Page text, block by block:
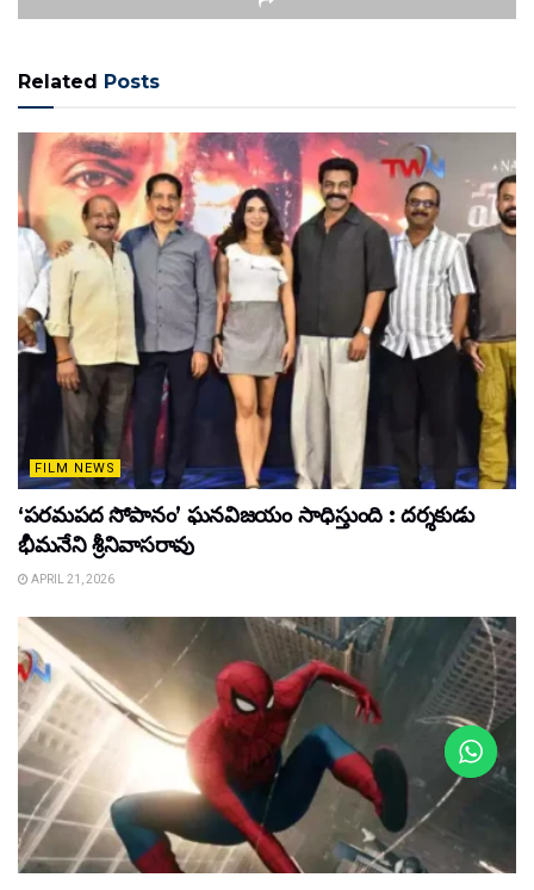
Related Posts
FILM NEWS
‘పరమపద సోపానం’ ఘనవిజయం సాధిస్తుంది : దర్శకుడు
భీమనేని శ్రీనివాసరావు
APRIL 21, 2026